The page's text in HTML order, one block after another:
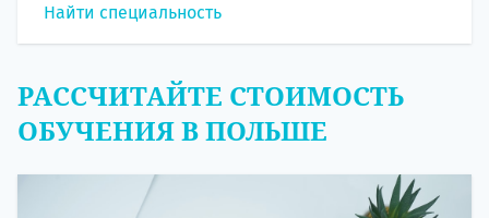
Найти специальность
РАССЧИТАЙТЕ СТОИМОСТЬ
ОБУЧЕНИЯ В ПОЛЬШЕ